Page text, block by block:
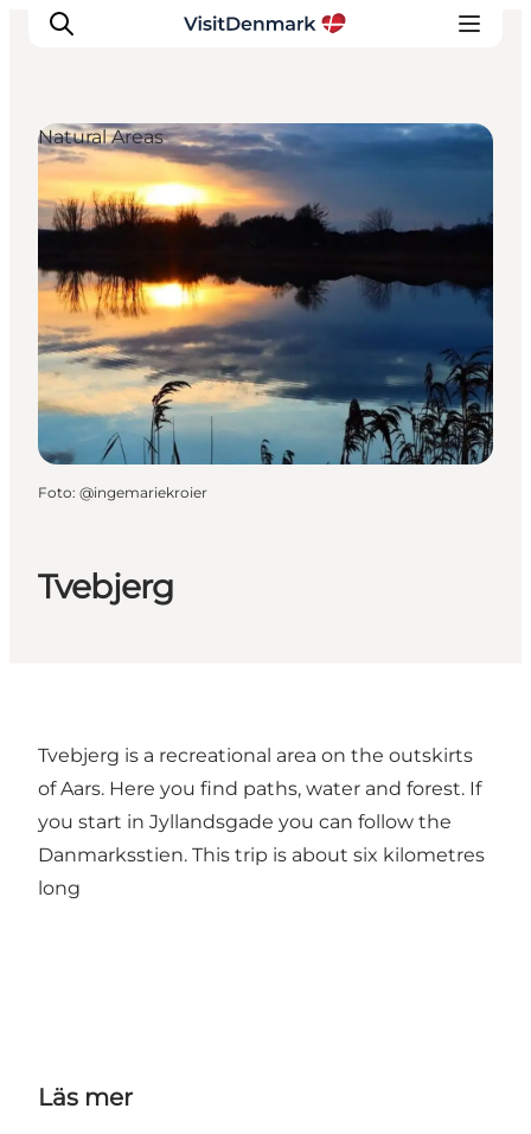
Inspiration
Resmål
Aktiviteter
Övernatta
Planera resan
Tvebjerg
Natural Areas
Foto: @ingemariekroier
Tvebjerg is a recreational area on the outskirts
of Aars. Here you find paths, water and forest. If
you start in Jyllandsgade you can follow the
Danmarksstien. This trip is about six kilometres
long
Läs mer